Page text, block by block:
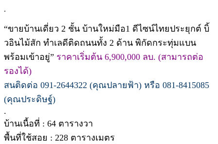
.
“ขายบ้านเดี่ยว 2 ชั้น บ้านใหม่มือ1 ดีไซน์ไทยประยุกต์ บิ้
วอินไม้สัก ทำเลดีติดถนนทั้ง 2 ด้าน พิกัดกระทุ่มแบน
พร้อมเข้าอยู่” ราคาเริ่มต้น 6,900,000 ลบ. (สามารถต่อ
รองได้)
สนติดต่อ 091-2644322 (คุณปลายฟ้า) หรือ 081-8415085
(คุณประดิษฐ์)
.
บ้านเนื้อที่ : 64 ตารางวา
พื้นที่ใช้สอย : 228 ตารางเมตร